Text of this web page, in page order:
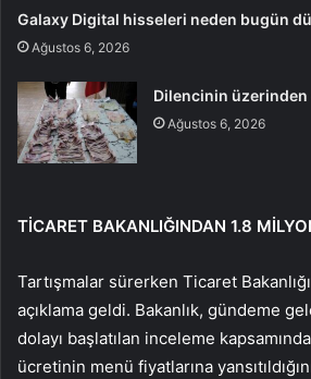
Galaxy Digital hisseleri neden bugün
Ağustos 6, 2026
Dilencinin üzerinden
Ağustos 6, 2026
TİCARET BAKANLIĞINDAN 1.8
Tartışmalar sürerken Ticaret
açıklama geldi. Bakanlık, gündeme
dolayı başlatılan inceleme
ücretinin menü fiyatlarına